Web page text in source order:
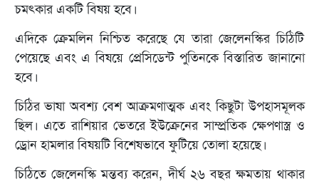
চমৎকার একটি বিষয় হবে।
এদিকে ক্রেমলিন নিশ্চিত করেছে যে তারা জেলেনস্কির চিঠিটি
পেয়েছে এবং এ বিষয়ে প্রেসিডেন্ট পুতিনকে বিস্তারিত জানানো
হবে।
চিঠির ভাষা অবশ্য বেশ আক্রমণাত্মক এবং কিছুটা উপহাসমূলক
ছিল। এতে রাশিয়ার ভেতরে ইউক্রেনের সাম্প্রতিক ক্ষেপণাস্ত্র ও
ড্রোন হামলার বিষয়টি বিশেষভাবে ফুটিয়ে তোলা হয়েছে।
চিঠিতে জেলেনস্কি মন্তব্য করেন, দীর্ঘ ২৬ বছর ক্ষমতায় থাকার